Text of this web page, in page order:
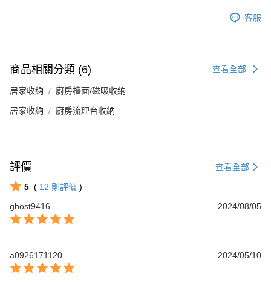
客服
商品相關分類 (6) 查看全部
居家收納 廚房檯面/磁吸收納
居家收納 廚房流理台收納
評價 查看全部
5 ( 12 則評價 )
ghost9416
2024/08/05
a0926171120 2024/05/10